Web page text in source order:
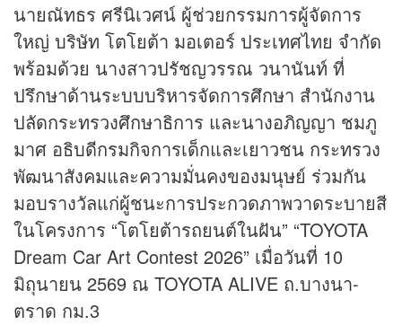
นายณัทธร ศรีนิเวศน์ ผู้ช่วยกรรมการผู้จัดการ
ใหญ่ บริษัท โตโยต้า มอเตอร์ ประเทศไทย จำกัด
พร้อมด้วย นางสาวปรัชญวรรณ วนานันท์ ที่
ปรึกษาด้านระบบบริหารจัดการศึกษา สำนักงาน
ปลัดกระทรวงศึกษาธิการ และนางอภิญญา ชมภู
มาศ อธิบดีกรมกิจการเด็กและเยาวชน กระทรวง
พัฒนาสังคมและความมั่นคงของมนุษย์ ร่วมกัน
มอบรางวัลแก่ผู้ชนะการประกวดภาพวาดระบายสี
ในโครงการ “โตโยต้ารถยนต์ในฝัน” “TOYOTA
Dream Car Art Contest 2026” เมื่อวันที่ 10
มิถุนายน 2569 ณ TOYOTA ALIVE ถ.บางนา-
ตราด กม.3